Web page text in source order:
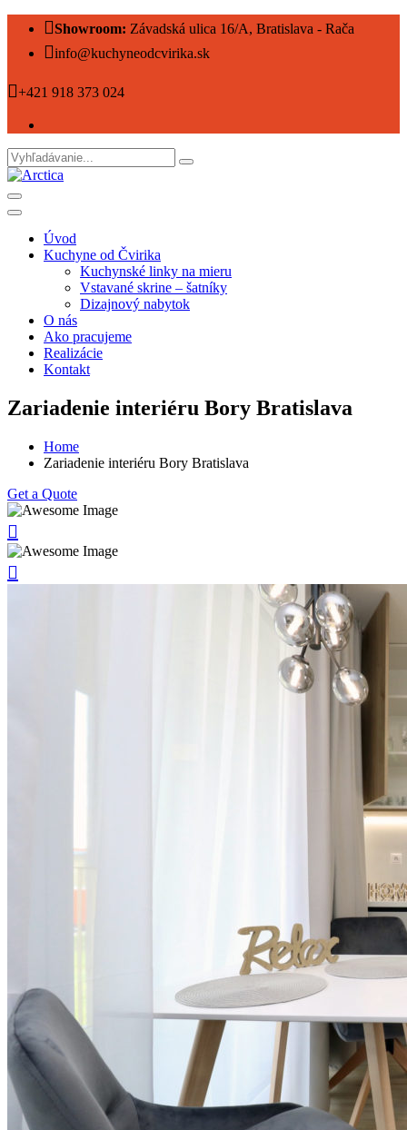
Showroom: Závadská ulica 16/A, Bratislava - Rača
info@kuchyneodcvirika.sk
+421 918 373 024
Úvod
Kuchyne od Čvirika
Kuchynské linky na mieru
Vstavané skrine – šatníky
Dizajnový nabytok
O nás
Ako pracujeme
Realizácie
Kontakt
Zariadenie interiéru Bory Bratislava
Home
Zariadenie interiéru Bory Bratislava
Get a Quote